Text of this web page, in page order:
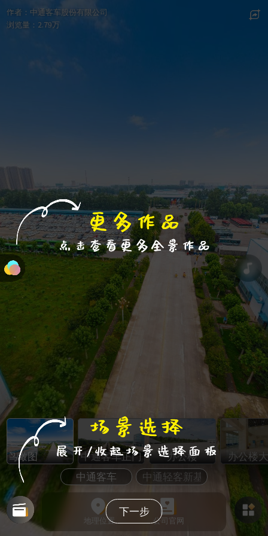
跳过
退出VR模式
VR参数设置
作者： 中通客车股份有限公司
浏览量： 2.79万
鸟瞰图 中通客车正门 办公楼
办公楼
中通客车
中通轻客新基地
地理位置 公司官网
下一步